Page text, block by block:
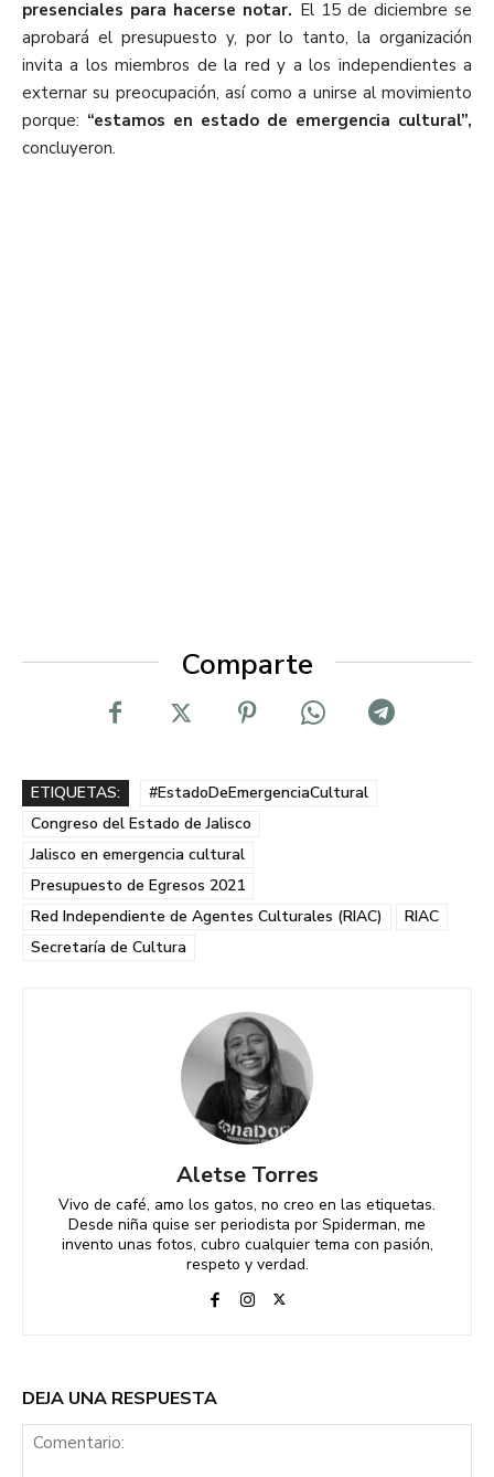
presenciales para hacerse notar. El 15 de diciembre se
aprobará el presupuesto y, por lo tanto, la organización
invita a los miembros de la red y a los independientes a
externar su preocupación, así como a unirse al movimiento
porque: “estamos en estado de emergencia cultural”,
concluyeron.
Comparte
ETIQUETAS:
#EstadoDeEmergenciaCultural
Congreso del Estado de Jalisco
Jalisco en emergencia cultural
Presupuesto de Egresos 2021
Red Independiente de Agentes Culturales (RIAC)
RIAC
Secretaría de Cultura
Aletse Torres
Vivo de café, amo los gatos, no creo en las etiquetas.
Desde niña quise ser periodista por Spiderman, me
invento unas fotos, cubro cualquier tema con pasión,
respeto y verdad.
DEJA UNA RESPUESTA